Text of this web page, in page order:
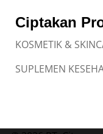
Ciptakan
KOSMETIK &
SUPLEMEN